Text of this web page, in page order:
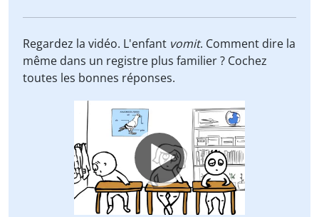
Regardez la vidéo. L'enfant vomit. Comment dire la
même dans un registre plus familier ? Cochez
toutes les bonnes réponses.
Video
Player